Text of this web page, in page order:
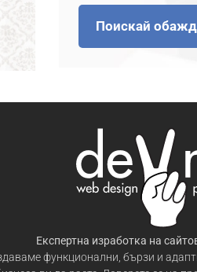
Поискай
Експертна изработка на
функционални, бързи и